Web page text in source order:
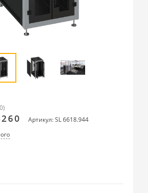
Артикул: SL 6618.944